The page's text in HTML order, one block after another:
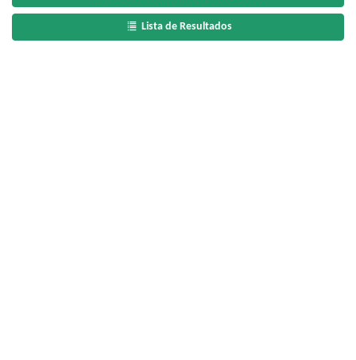
Lista de Resultados